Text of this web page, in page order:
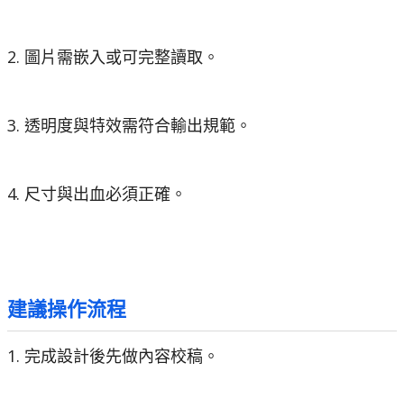
2. 圖片需嵌入或可完整讀取。
3. 透明度與特效需符合輸出規範。
4. 尺寸與出血必須正確。
建議操作流程
1. 完成設計後先做內容校稿。